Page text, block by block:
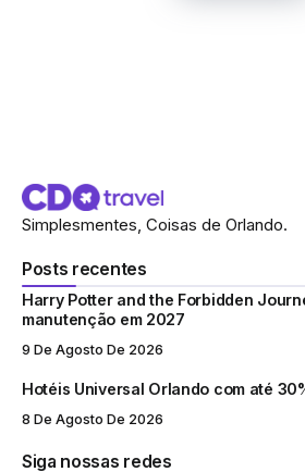
Simplesmentes, Coisas de Orlando.
Posts recentes
Harry Potter and the Forbidden
manutenção em 2027
9 De Agosto De 2026
Hotéis Universal Orlando com até
8 De Agosto De 2026
Siga nossas redes